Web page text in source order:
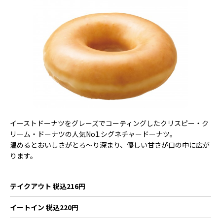
イーストドーナツをグレーズでコーティングしたクリスピー・ク
リーム・ドーナツの人気No1.シグネチャードーナツ。
温めるとおいしさがとろ〜り深まり、優しい甘さが口の中に広が
ります。
テイクアウト 税込216円
イートイン 税込220円